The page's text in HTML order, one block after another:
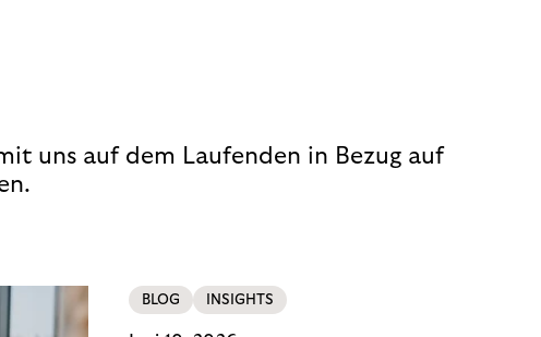
uns auf dem Laufenden in Bezug auf
BLOG INSIGHTS